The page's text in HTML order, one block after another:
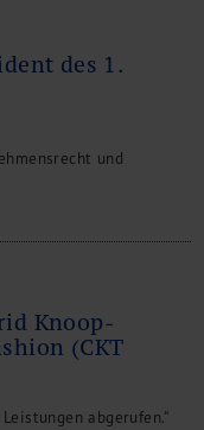
des 1.
und
Knoop-
(CKT
abgerufen.“